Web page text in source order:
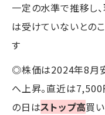
一定の水準で推移し
は受けていないとの
す
◎株価は2024年8月
へ上昇。直近は7,500
の日はストップ高買